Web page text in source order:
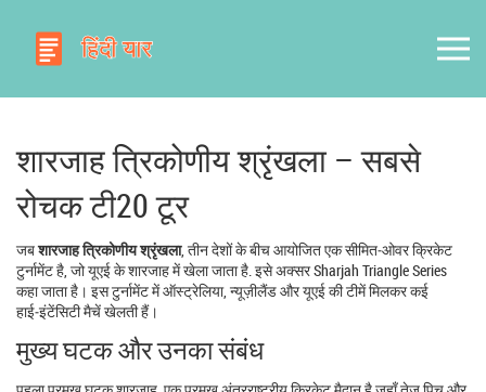
शारजाह त्रिकोणीय श्रृंखला – सबसे
रोचक टी20 टूर
जबशारजाह त्रिकोणीय श्रृंखला, तीन देशों के बीच आयोजित एक सीमित‑ओवर क्रिकेट
टुर्नामेंट है, जो यूएई के शारजाह में खेला जाता है . इसे अक्सरSharjah Triangle Series
कहा जाता है। इस टुर्नामेंट में ऑस्ट्रेलिया, न्यूज़ीलैंड और यूएई की टीमें मिलकर कई
हाई‑इंटेंसिटी मैचें खेलती हैं।
मुख्य घटक और उनका संबंध